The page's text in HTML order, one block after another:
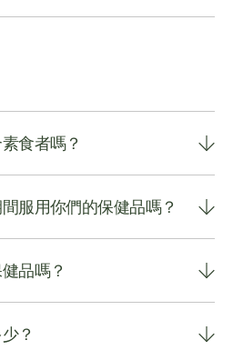
食者嗎？
服用你們的保健品嗎？
品嗎？
？